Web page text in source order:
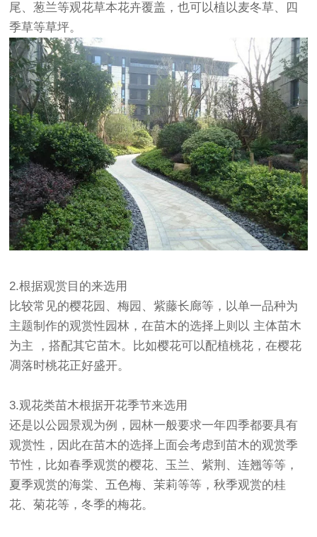
尾、葱兰等观花草本花卉覆盖，也可以植以麦冬草、四
季草等草坪。
2.根据观赏目的来选用
比较常见的樱花园、梅园、紫藤长廊等，以单一品种为
主题制作的观赏性园林，在苗木的选择上则以 主体苗木
为主 ，搭配其它苗木。比如樱花可以配植桃花，在樱花
凋落时桃花正好盛开。
3.观花类苗木根据开花季节来选用
还是以公园景观为例，园林一般要求一年四季都要具有
观赏性，因此在苗木的选择上面会考虑到苗木的观赏季
节性，比如春季观赏的樱花、玉兰、紫荆、连翘等等，
夏季观赏的海棠、五色梅、茉莉等等，秋季观赏的桂
花、菊花等，冬季的梅花。